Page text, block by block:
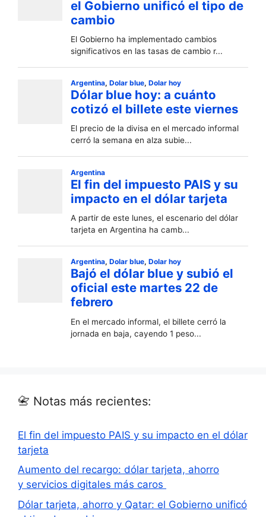
📇 Notas más recientes:
El fin del impuesto PAIS y su impacto en el dólar
tarjeta
Aumento del recargo: dólar tarjeta, ahorro
y servicios digitales más caros
Dólar tarjeta, ahorro y Qatar: el Gobierno unificó